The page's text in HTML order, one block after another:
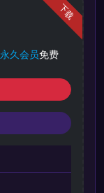
下载
永久会员免费